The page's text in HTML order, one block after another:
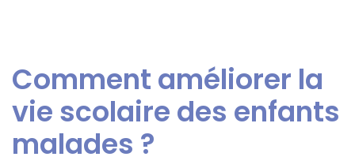
Comment améliorer la
vie scolaire des enfants
malades ?